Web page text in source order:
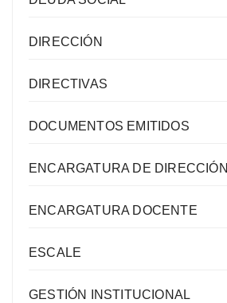
DIRECCIÓN
DIRECTIVAS
DOCUMENTOS EMITIDOS
ENCARGATURA DE DIRECCIÓN
ENCARGATURA DOCENTE
ESCALE
GESTIÓN INSTITUCIONAL